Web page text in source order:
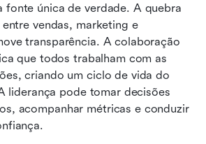
fonte única de verdade. A quebra
vendas, marketing e
transparência. A colaboração
que todos trabalham com as
criando um ciclo de vida do
liderança pode tomar decisões
acompanhar métricas e conduzir